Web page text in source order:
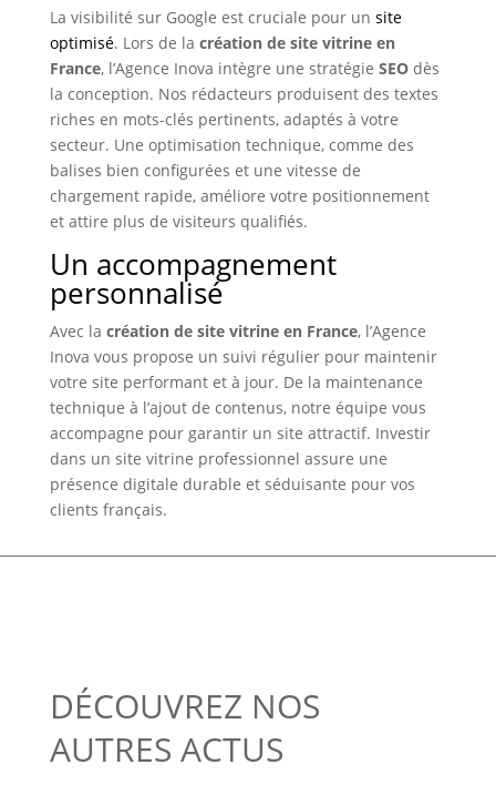
La visibilité sur Google est cruciale pour un site
optimisé. Lors de la création de site vitrine en
France, l’Agence Inova intègre une stratégie SEOdès
la conception. Nos rédacteurs produisent des textes
riches en mots-clés pertinents, adaptés à votre
secteur. Une optimisation technique, comme des
balises bien configurées et une vitesse de
chargement rapide, améliore votre positionnement
et attire plus de visiteurs qualifiés.
Un accompagnement
personnalisé
Avec la création de site vitrine en France, l’Agence
Inova vous propose un suivi régulier pour maintenir
votre site performant et à jour. De la maintenance
technique à l’ajout de contenus, notre équipe vous
accompagne pour garantir un site attractif. Investir
dans un site vitrine professionnel assure une
présence digitale durable et séduisante pour vos
clients français.
DÉCOUVREZ NOS
AUTRES ACTUS